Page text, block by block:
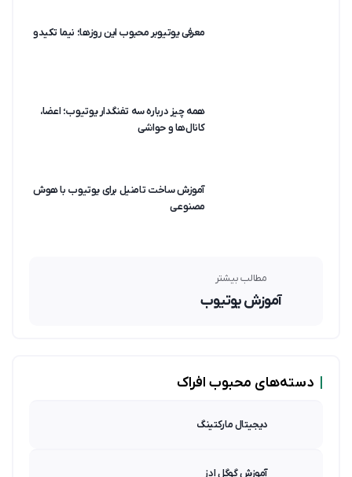
معرفی یوتیوبر محبوب این روزها؛ نیما تکیدو
همه چیز درباره سه تفنگدار یوتیوب؛ اعضا،
کانال‌ها و حواشی
آموزش ساخت تامنیل برای یوتیوب با هوش
مصنوعی
مطالب بیشتر
آموزش یوتیوب
دسته‌های محبوب افراک
دیجیتال مارکتینگ
آموزش گوگل ادز